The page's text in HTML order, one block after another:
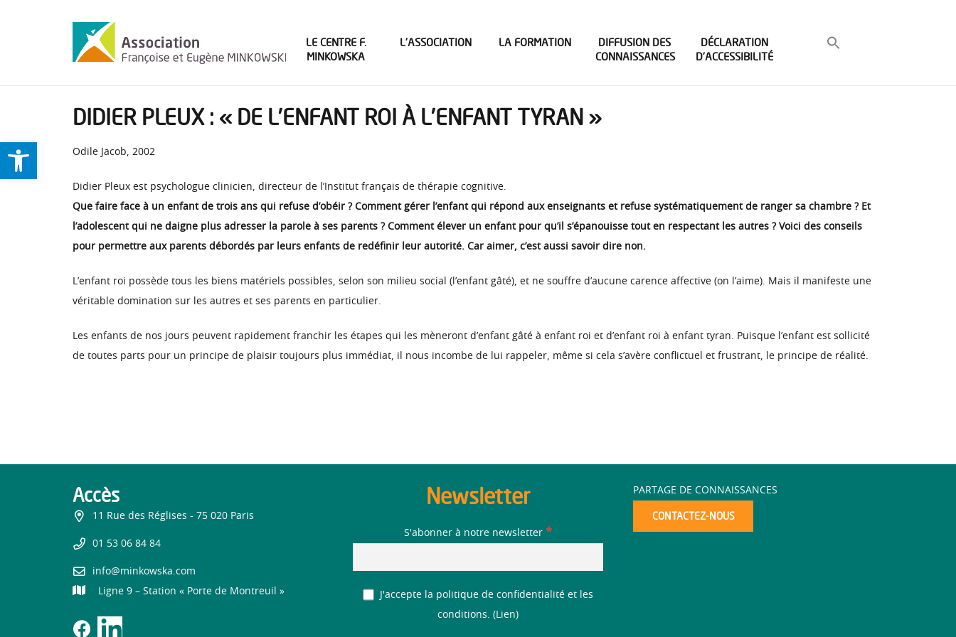
Ouvrir la barre d’outils
LE CENTRE F.
MINKOWSKA
L’ASSOCIATION LA FORMATION
DIFFUSION DES
CONNAISSANCES
DÉCLARATION
D’ACCESSIBILITÉ
DIDIER PLEUX : « DE L’ENFANT ROI À L’ENFANT TYRAN »
Odile Jacob, 2002
Didier Pleux est psychologue clinicien, directeur de l’Institut français de thérapie cognitive.
Que faire face à un enfant de trois ans qui refuse d’obéir ? Comment gérer l’enfant qui répond aux enseignants et refuse systématiquement de ranger sa chambre ? Et
l’adolescent qui ne daigne plus adresser la parole à ses parents ? Comment élever un enfant pour qu’il s’épanouisse tout en respectant les autres ? Voici des conseils
pour permettre aux parents débordés par leurs enfants de redéfinir leur autorité. Car aimer, c’est aussi savoir dire non.
L’enfant roi possède tous les biens matériels possibles, selon son milieu social (l’enfant gâté), et ne souffre d’aucune carence affective (on l’aime). Mais il manifeste une
véritable domination sur les autres et ses parents en particulier.
Les enfants de nos jours peuvent rapidement franchir les étapes qui les mèneront d’enfant gâté à enfant roi et d’enfant roi à enfant tyran. Puisque l’enfant est sollicité
de toutes parts pour un principe de plaisir toujours plus immédiat, il nous incombe de lui rappeler, même si cela s’avère conflictuel et frustrant, le principe de réalité.
Accès
11 Rue des Réglises - 75 020 Paris
01 53 06 84 84
info@minkowska.com
Ligne 9 – Station « Porte de Montreuil »
Newsletter
S'abonner à notre newsletter *
J'accepte la politique de confidentialité et les
conditions. ( Lien)
PARTAGE DE CONNAISSANCES
CONTACTEZ-NOUS